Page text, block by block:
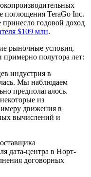
поглощения TeraGo Inc.
годовой доход
$109 млн.
рыночные условия,
полутора лет:
индустрия в
Мы наблюдаем
предполагалось.
из
движения в
вычислений и
дата-центра в Норт-
договорных